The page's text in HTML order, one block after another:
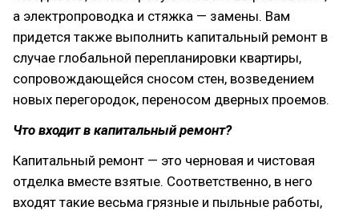
а электропроводка и стяжка — замены. Вам
придется также выполнить капитальный ремонт в
случае глобальной перепланировки квартиры,
сопровождающейся сносом стен, возведением
новых перегородок, переносом дверных проемов.
Что входит в капитальный ремонт?
Капитальный ремонт — это черновая и чистовая
отделка вместе взятые. Соответственно, в него
входят такие весьма грязные и пыльные работы,